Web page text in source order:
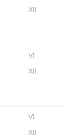
XII
VI
XII
VI
XII